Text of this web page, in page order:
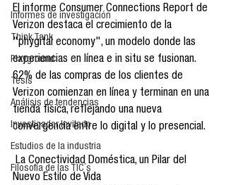
Informes de investigación
Think Tank
Playground
Tesis
Análisis de tendencias
Investigador Invitado
Estudios de la industria
Filosofía de las TIC´s
El informe Consumer Connections Report de
Verizon destaca el crecimiento de la
"phygital economy", un modelo donde las
experiencias en línea e in situ se fusionan.
62% de las compras de los clientes de
Verizon comienzan en línea y terminan en una
tienda física, reflejando una nueva
convergencia entre lo digital y lo presencial.
La Conectividad Doméstica, un Pilar del
Nuevo Estilo de Vida